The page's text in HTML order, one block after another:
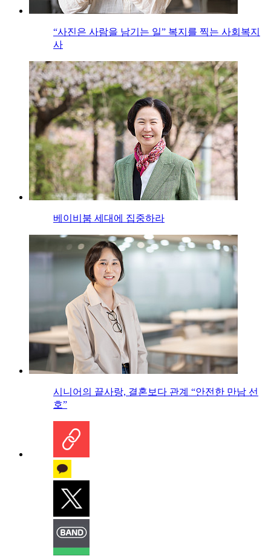
“사진은 사람을 남기는 일” 복지를 찍는 사회복지
사
베이비붐 세대에 집중하라
시니어의 끝사랑, 결혼보다 관계 “안전한 만남 선
호”